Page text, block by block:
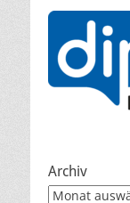
Archiv
Archiv